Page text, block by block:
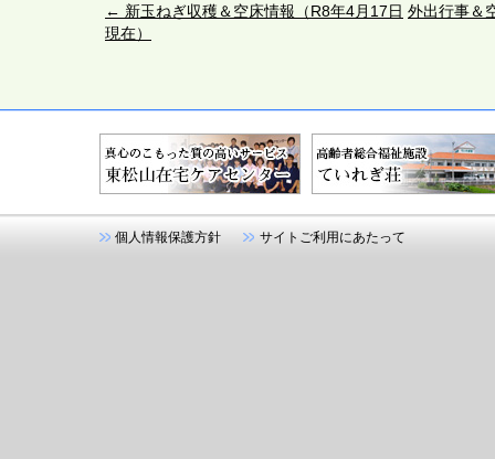
← 新玉ねぎ収穫＆空床情報（R8年4月17日
現在）
外出行事＆
個人情報保護方針 サイトご利用にあたって